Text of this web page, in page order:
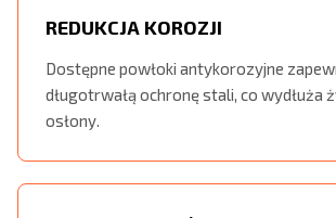
REDUKCJA KOROZJI
Dostępne powłoki antykorozyjne
długotrwałą ochronę stali, co wydłuża
osłony.